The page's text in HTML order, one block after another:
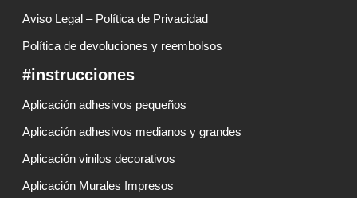
Aviso Legal – Política de Privacidad
Política de devoluciones y reembolsos
#instrucciones
Aplicación adhesivos pequeños
Aplicación adhesivos medianos y grandes
Aplicación vinilos decorativos
Aplicación Murales Impresos